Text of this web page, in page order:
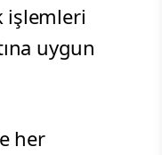
işlemleri
uygun
her